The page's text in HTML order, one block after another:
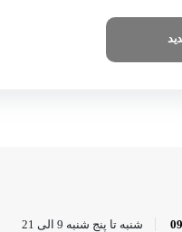
شنبه تا پنج شنبه 9 الی 21